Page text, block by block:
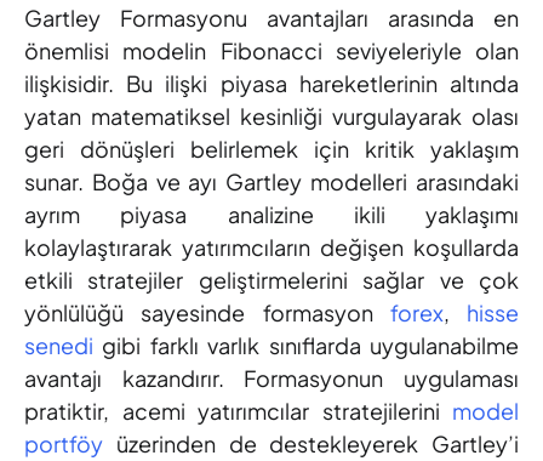
Gartley Formasyonu avantajları arasında en
önemlisi modelin Fibonacci seviyeleriyle olan
ilişkisidir. Bu ilişki piyasa hareketlerinin altında
yatan matematiksel kesinliği vurgulayarak olası
geri dönüşleri belirlemek için kritik yaklaşım
sunar. Boğa ve ayı Gartley modelleri arasındaki
ayrım piyasa analizine ikili yaklaşımı
kolaylaştırarak yatırımcıların değişen koşullarda
etkili stratejiler geliştirmelerini sağlar ve çok
yönlülüğü sayesinde formasyon forex, hisse
senedi gibi farklı varlık sınıflarda uygulanabilme
avantajı kazandırır. Formasyonun uygulaması
pratiktir, acemi yatırımcılar stratejilerini model
portföy üzerinden de destekleyerek Gartley’i